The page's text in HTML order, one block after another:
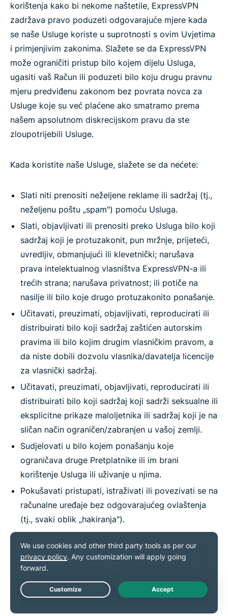
korištenja kako bi nekome naštetile, ExpressVPN
zadržava pravo poduzeti odgovarajuće mjere kada
se naše Usluge koriste u suprotnosti s ovim Uvjetima
i primjenjivim zakonima. Slažete se da ExpressVPN
može ograničiti pristup bilo kojem dijelu Usluga,
ugasiti vaš Račun ili poduzeti bilo koju drugu pravnu
mjeru predviđenu zakonom bez povrata novca za
Usluge koje su već plaćene ako smatramo prema
našem apsolutnom diskrecijskom pravu da ste
zloupotrijebili Usluge.
Kada koristite naše Usluge, slažete se da nećete:
Slati niti prenositi neželjene reklame ili sadržaj (tj.,
neželjenu poštu „spam") pomoću Usluga.
Slati, objavljivati ili prenositi preko Usluga bilo koji
sadržaj koji je protuzakonit, pun mržnje, prijeteći,
uvredljiv, obmanjujući ili klevetnički; narušava
prava intelektualnog vlasništva ExpressVPN-a ili
trećih strana; narušava privatnost; ili potiče na
nasilje ili bilo koje drugo protuzakonito ponašanje.
Učitavati, preuzimati, objavljivati, reproducirati ili
distribuirati bilo koji sadržaj zaštićen autorskim
pravima ili bilo kojim drugim vlasničkim pravom, a
da niste dobili dozvolu vlasnika/davatelja licencije
za vlasnički sadržaj.
Učitavati, preuzimati, objavljivati, reproducirati ili
distribuirati bilo koji sadržaj koji sadrži seksualne ili
eksplicitne prikaze maloljetnika ili sadržaj koji je na
sličan način ograničen/zabranjen u vašoj zemlji.
Sudjelovati u bilo kojem ponašanju koje
ograničava druge Pretplatnike ili im brani
korištenje Usluga ili uživanje u njima.
Pokušavati pristupati, istraživati ili povezivati se na
računalne uređaje bez odgovarajućeg ovlaštenja
(tj., svaki oblik „hakiranja").
Pokušavati komplirati, koristiti ili distribuirati popis
IP adresa kojima upravlja ExpressVPN u vezi s
ovim Uslugama.
Koristiti Usluge za bilo što drugo osim u zakonite
svrhe.
Live Chat